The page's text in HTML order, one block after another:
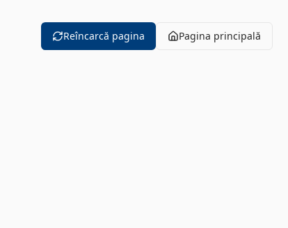
Reîncarcă pagina Pagina principală